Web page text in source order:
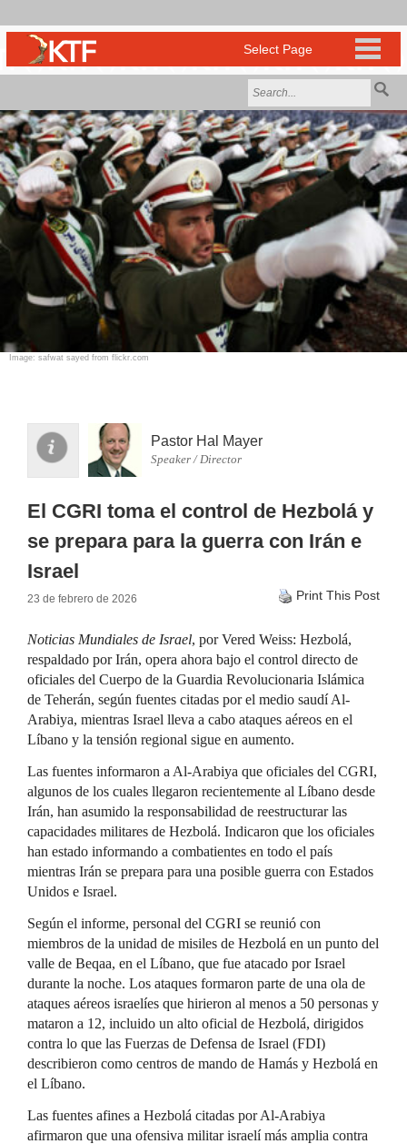
Image: safwat sayed from flickr.com
Pastor Hal Mayer
Speaker / Director
El CGRI toma el control de Hezbolá y
se prepara para la guerra con Irán e
Israel
23 de febrero de 2026 Print This Post
Noticias Mundiales de Israel, por Vered Weiss: Hezbolá,
respaldado por Irán, opera ahora bajo el control directo de
oficiales del Cuerpo de la Guardia Revolucionaria Islámica
de Teherán, según fuentes citadas por el medio saudí Al-
Arabiya, mientras Israel lleva a cabo ataques aéreos en el
Líbano y la tensión regional sigue en aumento.
Las fuentes informaron a Al-Arabiya que oficiales del CGRI,
algunos de los cuales llegaron recientemente al Líbano desde
Irán, han asumido la responsabilidad de reestructurar las
capacidades militares de Hezbolá. Indicaron que los oficiales
han estado informando a combatientes en todo el país
mientras Irán se prepara para una posible guerra con Estados
Unidos e Israel.
Según el informe, personal del CGRI se reunió con
miembros de la unidad de misiles de Hezbolá en un punto del
valle de Beqaa, en el Líbano, que fue atacado por Israel
durante la noche. Los ataques formaron parte de una ola de
ataques aéreos israelíes que hirieron al menos a 50 personas y
mataron a 12, incluido un alto oficial de Hezbolá, dirigidos
contra lo que las Fuerzas de Defensa de Israel (FDI)
describieron como centros de mando de Hamás y Hezbolá en
el Líbano.
Las fuentes afines a Hezbolá citadas por Al-Arabiya
afirmaron que una ofensiva militar israelí más amplia contra